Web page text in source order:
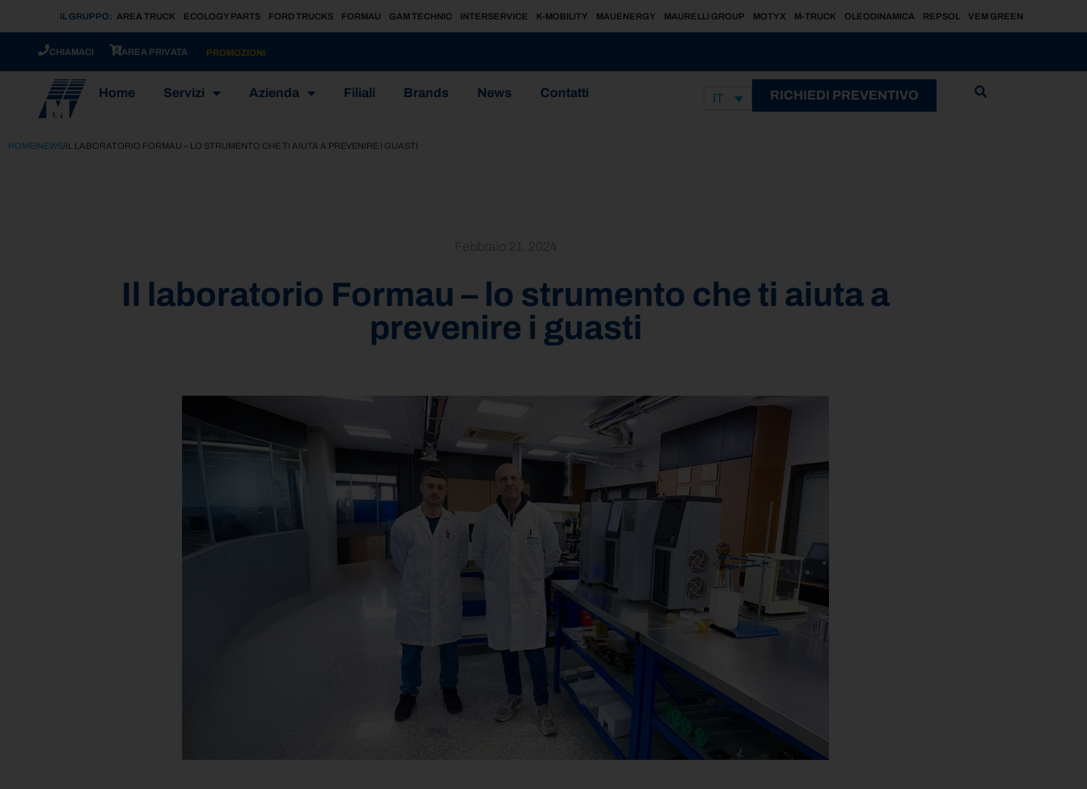
IL GRUPPO: AREA TRUCK ECOLOGY PARTS FORD TRUCKS FORMAU GAM TECHNIC INTERSERVICE K-MOBILITY MAUENERGY MAURELLI GROUP MOTYX M-TRUCK OLEODINAMICA REPSOL VEM GREEN
CHIAMACI AREA PRIVATA PROMOZIONI
Home Servizi Azienda Filiali Brands News Contatti IT RICHIEDI PREVENTIVO
HOME/NEWS/IL LABORATORIO FORMAU – LO STRUMENTO CHE TI AIUTA A PREVENIRE I GUASTI
Il laboratorio Formau – lo strumento che ti aiuta a
prevenire i guasti